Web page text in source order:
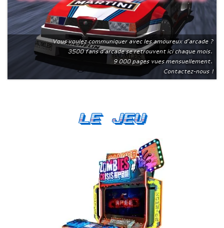
Vous voulez communiquer avec les amoureux d'arcade ?
3500 fans d'arcade se retrouvent ici chaque mois.
9 000 pages vues mensuellement.
Contactez-nous !
Le Jeu